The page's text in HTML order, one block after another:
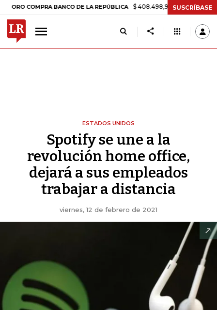
COMPRA BANCO DE LA REPÚBLICA $ 408.498,97 +$ 8.753,81 +2,19%
SUSCRÍBASE
ESTADOS UNIDOS
Spotify se une a la
revolución home office,
dejará a sus empleados
trabajar a distancia
viernes, 12 de febrero de 2021